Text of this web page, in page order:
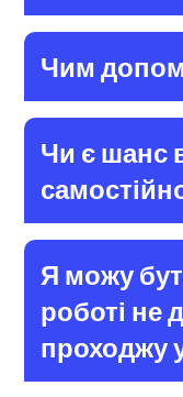
Чим
Чи є шанс
Я можу
роботі не
проходжу